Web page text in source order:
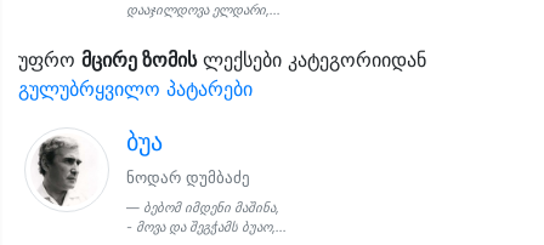
დააჯილდოვა ელდარი,...
უფრო მცირე ზომისლექსები კატეგორიიდან
გულუბრყვილო პატარები
ბუა
ნოდარ დუმბაძე
ბებომ იმდენი მაშინა,
- მოვა და შეგჭამს ბუაო,...